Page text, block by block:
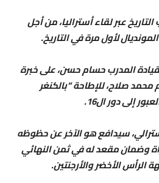
عبر لقاء أستراليا، من أجل
لأول مرة في التاريخ.
المدرب حسام حسن، على خبرة
محمد صلاح، للإطاحة “بالكنغر
إلى دور ال16.
سيدافع هو الآخر عن حظوظه
وضمان مقعد له في ثمن النهائي
الرأس الأخضر والأرجنتين.